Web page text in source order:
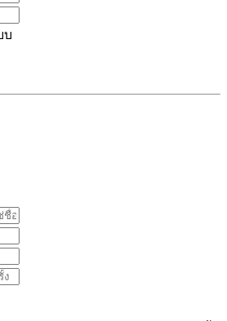
บ